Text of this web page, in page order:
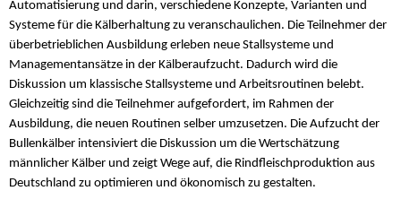
Automatisierung und darin, verschiedene Konzepte, Varianten und
Systeme für die Kälberhaltung zu veranschaulichen. Die Teilnehmer der
überbetrieblichen Ausbildung erleben neue Stallsysteme und
Managementansätze in der Kälberaufzucht. Dadurch wird die
Diskussion um klassische Stallsysteme und Arbeitsroutinen belebt.
Gleichzeitig sind die Teilnehmer aufgefordert, im Rahmen der
Ausbildung, die neuen Routinen selber umzusetzen. Die Aufzucht der
Bullenkälber intensiviert die Diskussion um die Wertschätzung
männlicher Kälber und zeigt Wege auf, die Rindfleischproduktion aus
Deutschland zu optimieren und ökonomisch zu gestalten.